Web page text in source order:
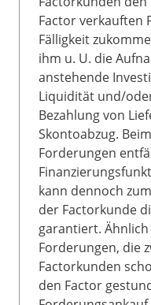
Factor verkauften
Fälligkeit
ihm u. U. die
anstehende
Liquidität und/
Bezahlung von
Skontoabzug.
Forderungen
kann dennoch
der Factorkunde
garantiert.
Forderungen, die
Factorkunden
den Factor